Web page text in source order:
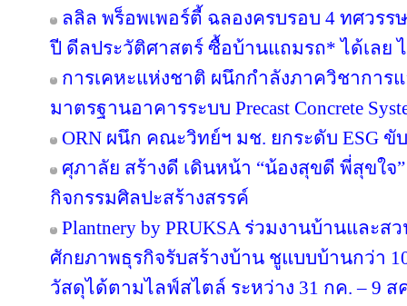
ลลิล พร็อพเพอร์ตี้ ฉลองครบรอบ 4 ทศวรร
ปี ดีลประวัติศาสตร์ ซื้อบ้านแถมรถ* ได้เลย
การเคหะแห่งชาติ ผนึกกำลังภาควิชาการ
มาตรฐานอาคารระบบ Precast Concrete
ORN ผนึก คณะวิทย์ฯ มช. ยกระดับ ESG ขั
ศุภาลัย สร้างดี เดินหน้า “น้องสุขดี พี่สุขใจ
กิจกรรมศิลปะสร้างสรรค์
Plantnery by PRUKSA ร่วมงานบ้านและส
ศักยภาพธุรกิจรับสร้างบ้าน ชูแบบบ้านกว่า
วัสดุได้ตามไลฟ์สไตล์ ระหว่าง 31 กค. – 9 ส